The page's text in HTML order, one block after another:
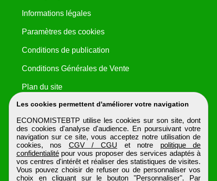
Les cookies permettent d'améliorer votre navigation
ECONOMISTEBTP utilise les cookies sur son site, dont
des cookies d'analyse d'audience. En poursuivant votre
navigation sur ce site, vous acceptez notre utilisation de
cookies, nos CGV / CGU et notre politique de
confidentialitépour vous proposer des services adaptés à
vos centres d'intérêt et réaliser des statistiques de visites.
Vous pouvez choisir de refuser ou de personnaliser vos
choix en cliquant sur le bouton "Personnaliser". Par
Informations légales
Paramètres des cookies
Conditions de publication
Conditions Générales de Vente
Plan du site